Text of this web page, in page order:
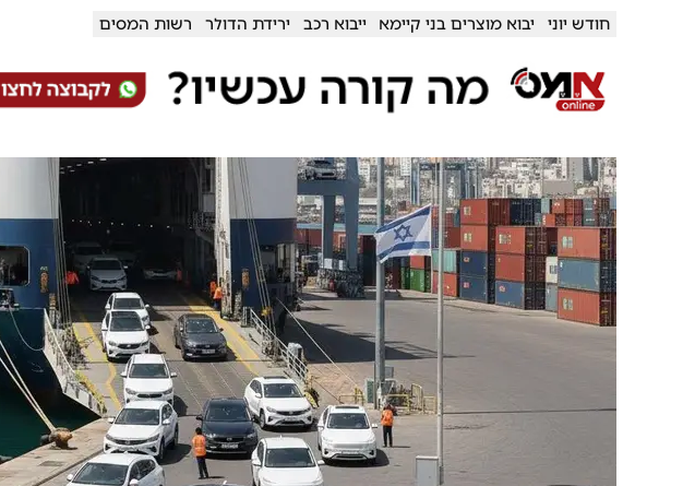
חודש יוני יבוא מוצרים בני קיימא ייבוא רכב ירידת הדולר רשות המסים